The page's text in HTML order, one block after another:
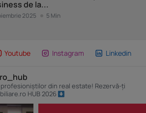
de la...
2025 5 Min
Youtube Instagram Linkedin
din real estate! Rezervă-ți
HUB 2026